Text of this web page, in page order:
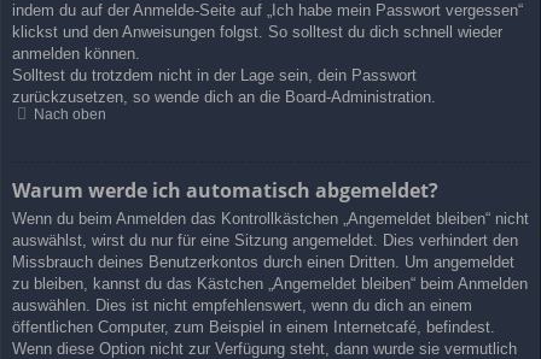
indem du auf der Anmelde-Seite auf „Ich habe mein Passwort vergessen“
klickst und den Anweisungen folgst. So solltest du dich schnell wieder
anmelden können.
Solltest du trotzdem nicht in der Lage sein, dein Passwort
zurückzusetzen, so wende dich an die Board-Administration.
Nach oben
Warum werde ich automatisch abgemeldet?
Wenn du beim Anmelden das Kontrollkästchen „Angemeldet bleiben“ nicht
auswählst, wirst du nur für eine Sitzung angemeldet. Dies verhindert den
Missbrauch deines Benutzerkontos durch einen Dritten. Um angemeldet
zu bleiben, kannst du das Kästchen „Angemeldet bleiben“ beim Anmelden
auswählen. Dies ist nicht empfehlenswert, wenn du dich an einem
öffentlichen Computer, zum Beispiel in einem Internetcafé, befindest.
Wenn diese Option nicht zur Verfügung steht, dann wurde sie vermutlich